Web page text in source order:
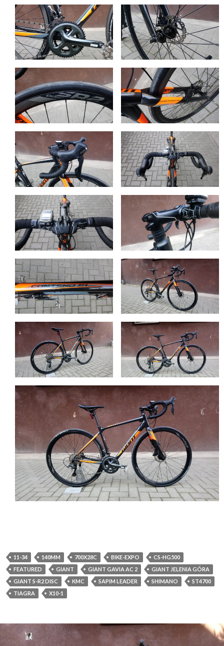
11-34 140MM 700X28C BIKE-EXPO
CS-HG500
FEATURED
GIANT GIANT GAVIA AC 2
GIANT JELENIA GÓRA
GIANT S-R2 DISC
KMC SAPIM LEADER SHIMANO
ST4700
TIAGRA
X10-1